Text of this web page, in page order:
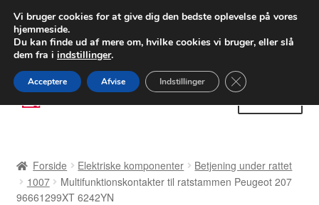
LEVERING fra 55 kr.
FEDEX verdensomspændende forsendelse
80 82 72 02
Spring
til
Spring
til
Betalinger
Forside Elektriske komponenter
Betjening under rattet
1007
Multifunktionskontakter til ratstammen Peugeot 207
96661299XT 6242YN
Vi bruger cookies for at give dig den bedste oplevelse på vores
hjemmeside.
Du kan finde ud af mere om, hvilke cookies vi bruger, eller slå
dem fra i indstillinger.
Acceptere Afvise Indstillinger Close GDPR